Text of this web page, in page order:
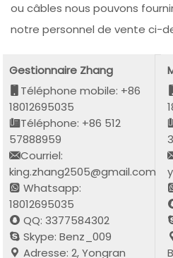
ou câbles nous pouvons
notre personnel de vente ci-
Gestionnaire Zhang
Téléphone mobile: +86
18012695035
Téléphone: +86 512
57888959
Courriel:
king.zhang2505@gmail.com
Whatsapp:
18012695035
QQ: 3377584302
Skype: Benz_009
Adresse: 2, Yongran